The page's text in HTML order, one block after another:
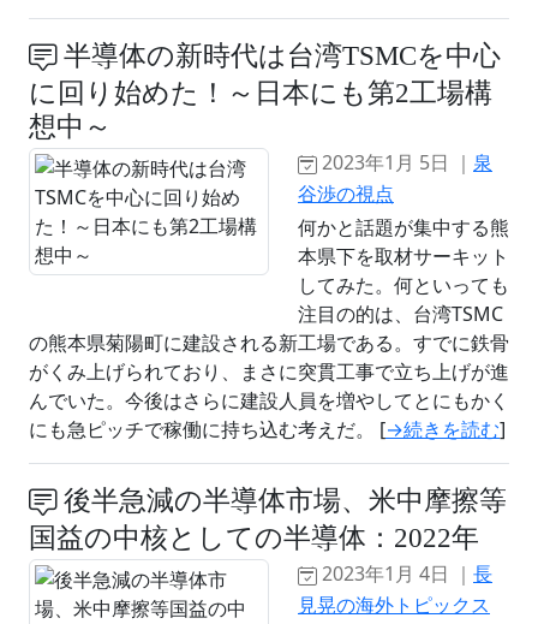
半導体の新時代は台湾TSMCを中心
に回り始めた！～日本にも第2工場構
想中～
2023年1月 5日 ｜ 泉
谷渉の視点
何かと話題が集中する熊
本県下を取材サーキット
してみた。何といっても
注目の的は、台湾TSMC
の熊本県菊陽町に建設される新工場である。すでに鉄骨
がくみ上げられており、まさに突貫工事で立ち上げが進
んでいた。今後はさらに建設人員を増やしてとにもかく
にも急ピッチで稼働に持ち込む考えだ。 [→続きを読む]
後半急減の半導体市場、米中摩擦等
国益の中核としての半導体：2022年
2023年1月 4日 ｜ 長
見晃の海外トピックス